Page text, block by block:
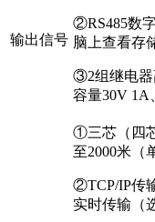
输出信号
②RS485数
脑上查看存
③2组继电器
容量30V 1A
①三芯（四
至2000米（
②TCP/IP传
实时传输（